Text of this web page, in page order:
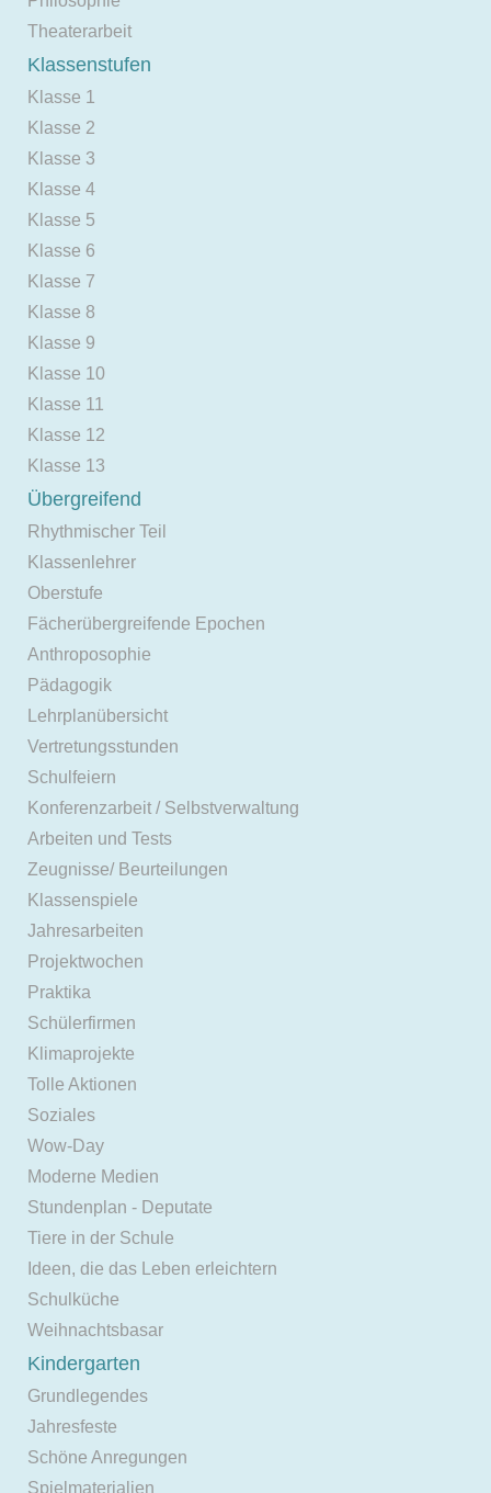
Theaterarbeit
Klassenstufen
Klasse 1
Klasse 2
Klasse 3
Klasse 4
Klasse 5
Klasse 6
Klasse 7
Klasse 8
Klasse 9
Klasse 10
Klasse 11
Klasse 12
Klasse 13
Übergreifend
Rhythmischer Teil
Klassenlehrer
Oberstufe
Fächerübergreifende Epochen
Anthroposophie
Pädagogik
Lehrplanübersicht
Vertretungsstunden
Schulfeiern
Konferenzarbeit / Selbstverwaltung
Arbeiten und Tests
Zeugnisse/ Beurteilungen
Klassenspiele
Jahresarbeiten
Projektwochen
Praktika
Schülerfirmen
Klimaprojekte
Tolle Aktionen
Soziales
Wow-Day
Moderne Medien
Stundenplan - Deputate
Tiere in der Schule
Ideen, die das Leben erleichtern
Schulküche
Weihnachtsbasar
Kindergarten
Grundlegendes
Jahresfeste
Schöne Anregungen
Spielmaterialien